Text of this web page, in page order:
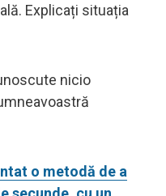
Explicați situația
nicio
o metodă de a